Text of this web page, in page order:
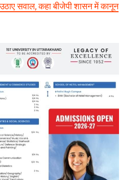
सवाल, कहा बीजेपी शासन में कानून